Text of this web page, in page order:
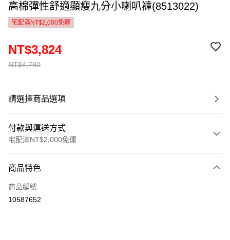
高棉彈性舒適顯瘦九分小喇叭褲(8513022)
宅配滿NT$2,000免運
NT$4,780
NT$3,824
請選擇商品選項
付款與運送方式
宅配滿NT$2,000免運
信用卡一次付款
運送方式
商品特色
商品編號
10587652